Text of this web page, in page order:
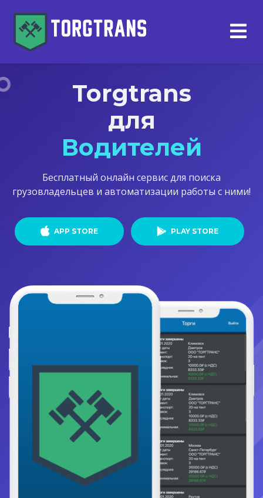
Torgtrans
для
Водителей
Бесплатный онлайн сервис для поиска
грузовладельцев и автоматизации работы с ними!
APP STORE PLAY STORE